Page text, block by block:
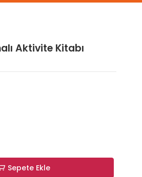
Aktivite Kitabı
Sepete Ekle